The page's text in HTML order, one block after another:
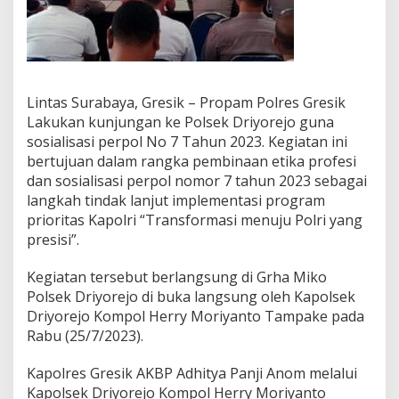
n
a
E
t
i
k
a
P
r
o
i
D
a
n
S
s
i
Lintas Surabaya, Gresik – Propam Polres Gresik
Lakukan kunjungan ke Polsek Driyorejo guna
sosialisasi perpol No 7 Tahun 2023. Kegiatan ini
bertujuan dalam rangka pembinaan etika profesi
dan sosialisasi perpol nomor 7 tahun 2023 sebagai
langkah tindak lanjut implementasi program
prioritas Kapolri “Transformasi menuju Polri yang
presisi”.
Kegiatan tersebut berlangsung di Grha Miko
Polsek Driyorejo di buka langsung oleh Kapolsek
Driyorejo Kompol Herry Moriyanto Tampake pada
Rabu (25/7/2023).
Kapolres Gresik AKBP Adhitya Panji Anom melalui
Kapolsek Driyorejo Kompol Herry Moriyanto